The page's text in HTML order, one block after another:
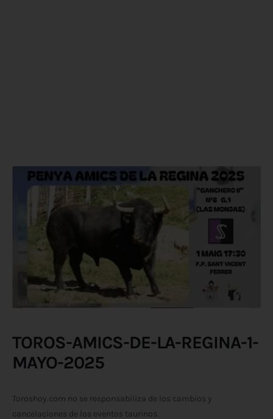
TOROS-AMICS-DE-LA-REGINA-1-
MAYO-2025
Toroshoy.com no se responsabiliza de los cambios y
cancelaciones de los eventos taurinos.